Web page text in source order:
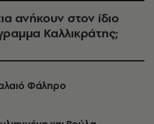
ανήκουν στον ίδιο
Καλλικράτης;
Φάληρο